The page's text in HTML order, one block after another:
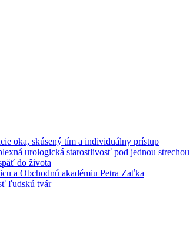
oka, skúsený tím a individuálny prístup
urologická starostlivosť pod jednou strechou
do života
a Obchodnú akadémiu Petra Zaťka
ľudskú tvár